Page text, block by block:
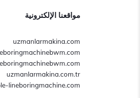
مواقعنا الإلكترونية
uzmanlarmakina.com
uzmanlarmakina.com.tr
lineboringmachine.com